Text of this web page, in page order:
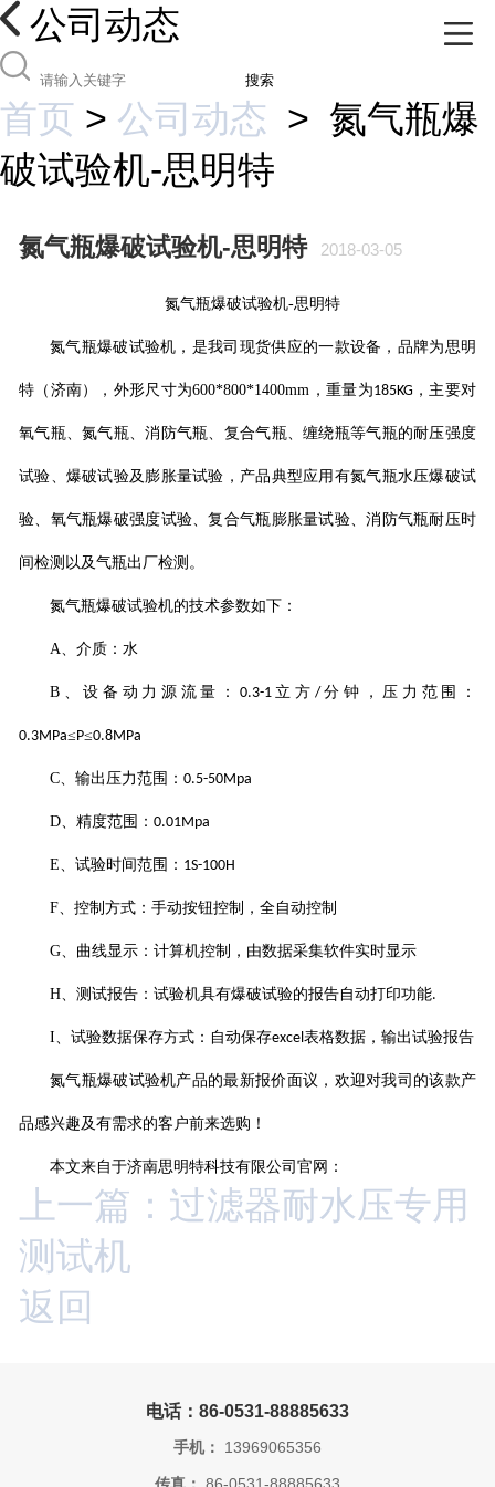
公司动态
搜索
首页 > 公司动态 > 氮气瓶爆
破试验机-思明特
氮气瓶爆破试验机-思明特 2018-03-05
氮气瓶爆破试验机-思明特
氮气瓶爆破试验机 ，是我司现货供应的一款设备，品牌为思明
特（济南），外形尺寸为600*800*1400mm ，重量为185KG，主要对
氧气瓶、氮气瓶、消防气瓶、复合气瓶、缠绕瓶等气瓶的耐压强度
试验、爆破试验及膨胀量试验，产品典型应用有氮气瓶水压爆破试
验、氧气瓶爆破强度试验、复合气瓶膨胀量试验、消防气瓶耐压时
间检测以及气瓶出厂检测。
氮气瓶爆破试验机的技术参数如下：
A 、介质：水
B、设备动力源流量： 0.3-1 立方 /分钟，压力范围：
0.3MPa≤P≤0.8MPa
C、输出压力范围： 0.5-50Mpa
D、精度范围： 0.01Mpa
E 、试验时间范围： 1S-100H
F、控制方式：手动按钮控制，全自动控制
G、曲线显示：计算机控制，由数据采集软件实时显示
H、测试报告：试验机具有爆破试验的报告自动打印功能.
I 、试验数据保存方式：自动保存excel表格数据，输出试验报告
氮气瓶爆破试验机产品的最新报价面议，欢迎对我司的该款产
品感兴趣及有需求的客户前来选购！
本文来自于济南思明特科技有限公司官网：
上一篇：过滤器耐水压专用
测试机
返回
电话：86-0531-88885633
手机： 13969065356